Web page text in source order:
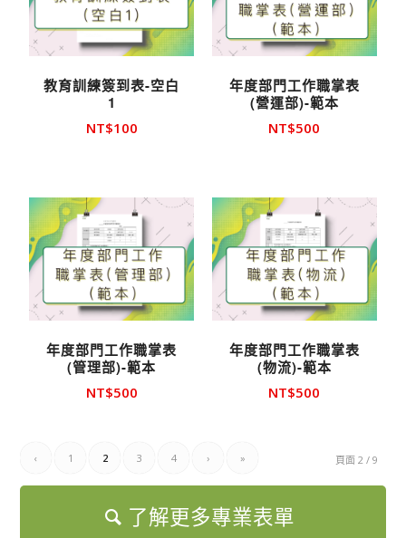
教育訓練簽到表-空白
1
NT$100
年度部門工作職掌表
(營運部)-範本
NT$500
年度部門工作職掌表
(管理部)-範本
NT$500
年度部門工作職掌表
(物流)-範本
NT$500
頁面 2 / 9
‹ 1 2 3 4 › »
了解更多專業表單